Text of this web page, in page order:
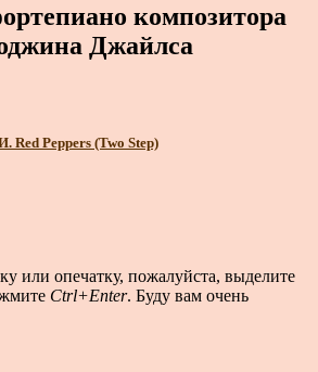
композитора
Джайлса
Peppers (Two Step)
или опечатку, пожалуйста, выделите
Ctrl+Enter. Буду вам очень